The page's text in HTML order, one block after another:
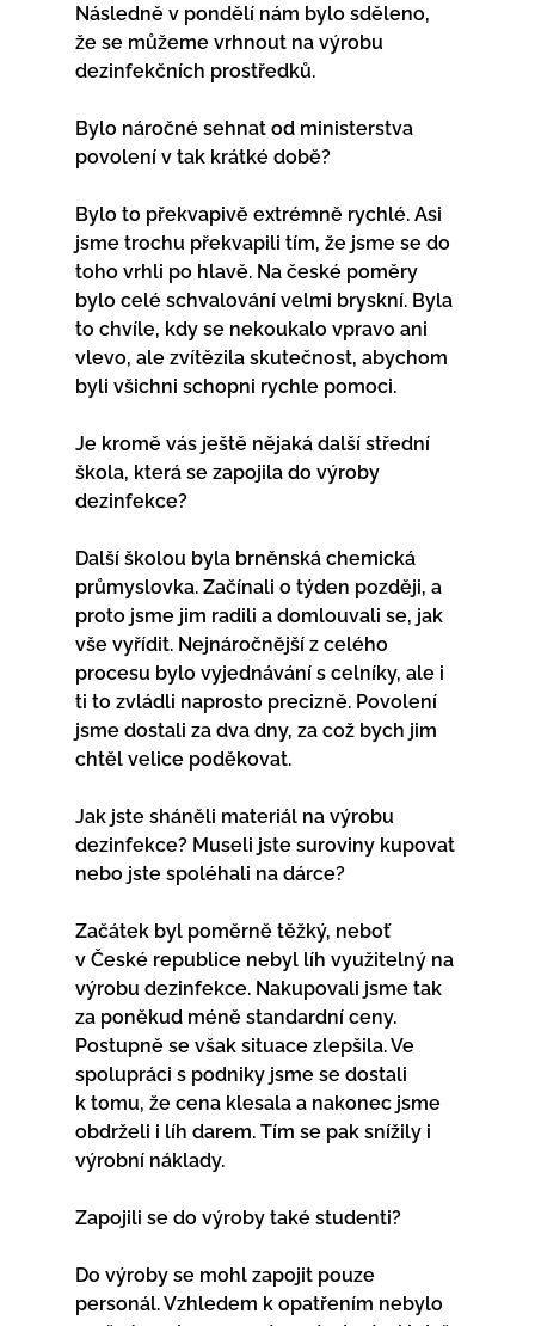
Následně v pondělí nám bylo sděleno,
že se můžeme vrhnout na výrobu
dezinfekčních prostředků.
Bylo náročné sehnat od ministerstva
povolení v tak krátké době?
Bylo to překvapivě extrémně rychlé. Asi
jsme trochu překvapili tím, že jsme se do
toho vrhli po hlavě. Na české poměry
bylo celé schvalování velmi bryskní. Byla
to chvíle, kdy se nekoukalo vpravo ani
vlevo, ale zvítězila skutečnost, abychom
byli všichni schopni rychle pomoci.
Je kromě vás ještě nějaká další střední
škola, která se zapojila do výroby
dezinfekce?
Další školou byla brněnská chemická
průmyslovka. Začínali o týden později, a
proto jsme jim radili a domlouvali se, jak
vše vyřídit. Nejnáročnější z celého
procesu bylo vyjednávání s celníky, ale i
ti to zvládli naprosto precizně. Povolení
jsme dostali za dva dny, za což bych jim
chtěl velice poděkovat.
Jak jste sháněli materiál na výrobu
dezinfekce? Museli jste suroviny kupovat
nebo jste spoléhali na dárce?
Začátek byl poměrně těžký, neboť
v České republice nebyl líh využitelný na
výrobu dezinfekce. Nakupovali jsme tak
za poněkud méně standardní ceny.
Postupně se však situace zlepšila. Ve
spolupráci s podniky jsme se dostali
k tomu, že cena klesala a nakonec jsme
obdrželi i líh darem. Tím se pak snížily i
výrobní náklady.
Zapojili se do výroby také studenti?
Do výroby se mohl zapojit pouze
personál. Vzhledem k opatřením nebylo